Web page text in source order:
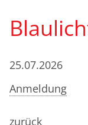
25.07.2026
Anmeldung
zurück